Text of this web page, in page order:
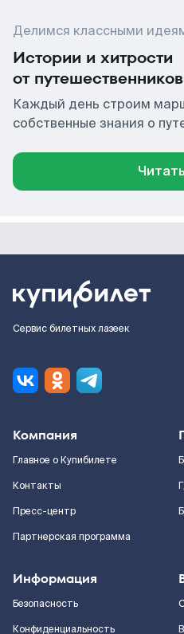
Делимся классными
Истории и хитрости
от путешественников
Каждый день строим
собственные знания о
Сервис билетных лазеек
Компания
Главное о Купибилете
Контакты
Пресс-центр
Партнерская программа
Информация
Безопасность
Конфиденциальность